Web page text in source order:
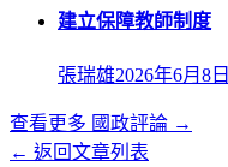
建立保障教師制度
張瑞雄2026年6月8日
查看更多 國政評論 →
← 返回文章列表